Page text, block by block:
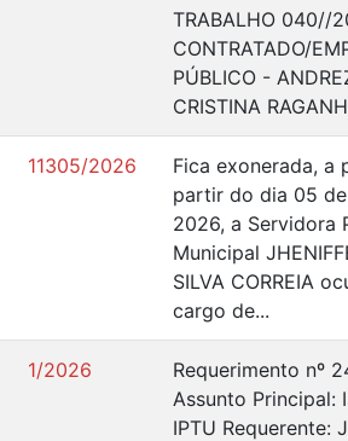
TRABALHO 040//
CONTRATADO/
PÚBLICO -
CRISTINA
11305/2026
Fica exonerada, a
partir do dia 05
2026, a Servidora
Municipal
SILVA CORREIA
cargo de...
1/2026
Requerimento nº
Assunto Principal:
IPTU Requerente: